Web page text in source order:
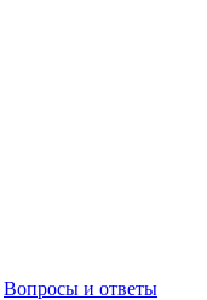
Вопросы и ответы